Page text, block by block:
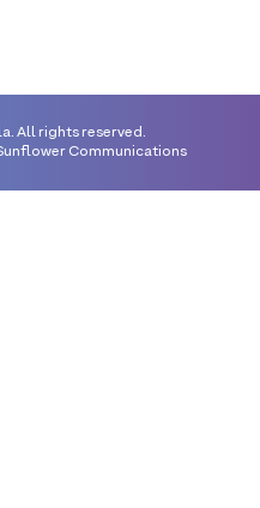
All rights reserved.
Communications